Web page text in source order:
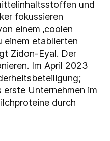
und
fokussieren
einem ‚coolen
einem etablierten
Zidon-Eyal. Der
Im April 2023
Unternehmen im
durch